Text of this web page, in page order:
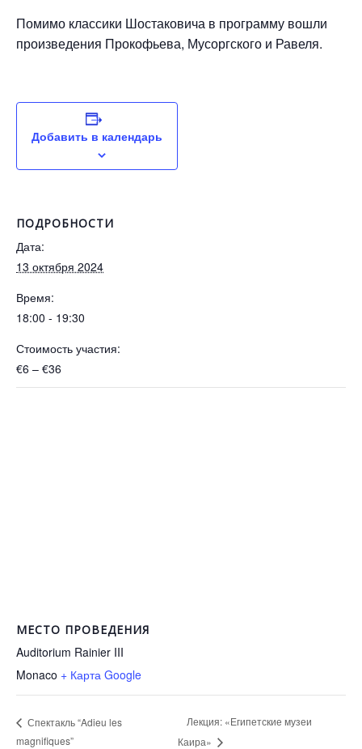
Помимо классики Шостаковича в программу вошли
произведения Прокофьева, Мусоргского и Равеля.
Добавить в календарь
ПОДРОБНОСТИ
Дата:
13 октября 2024
Время:
18:00 - 19:30
Стоимость участия:
€6 – €36
МЕСТО ПРОВЕДЕНИЯ
Auditorium Rainier III
Monaco + Карта Google
Спектакль “Adieu les
magnifiques”
Лекция: «Египетские музеи
Каира»